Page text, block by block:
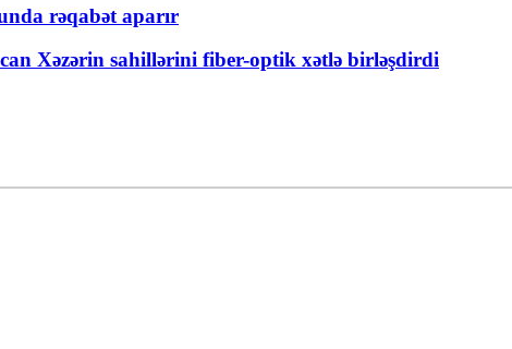
rəqabət aparır
Xəzərin sahillərini fiber-optik xətlə birləşdirdi